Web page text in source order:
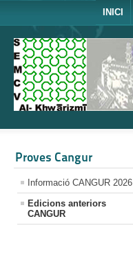
INICI
Proves Cangur
Informació CANGUR 2026
Edicions anteriors
CANGUR